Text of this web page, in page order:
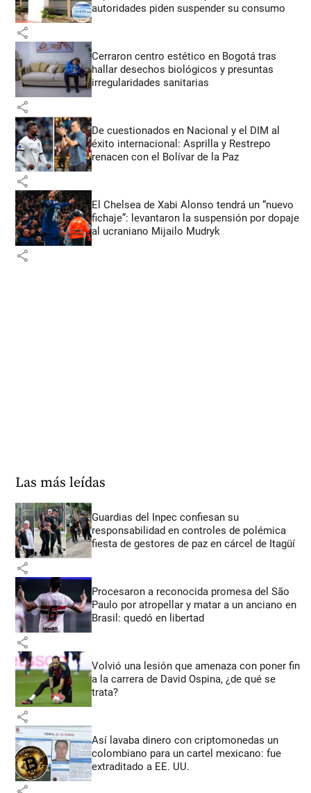
autoridades piden suspender su consumo
share
Cerraron centro estético en Bogotá tras
hallar desechos biológicos y presuntas
irregularidades sanitarias
share
De cuestionados en Nacional y el DIM al
éxito internacional: Asprilla y Restrepo
renacen con el Bolívar de la Paz
share
El Chelsea de Xabi Alonso tendrá un “nuevo
fichaje”: levantaron la suspensión por dopaje
al ucraniano Mijailo Mudryk
share
Las más leídas
Guardias del Inpec confiesan su
responsabilidad en controles de polémica
fiesta de gestores de paz en cárcel de Itagüí
share
Procesaron a reconocida promesa del São
Paulo por atropellar y matar a un anciano en
Brasil: quedó en libertad
share
Volvió una lesión que amenaza con poner fin
a la carrera de David Ospina, ¿de qué se
trata?
share
Así lavaba dinero con criptomonedas un
colombiano para un cartel mexicano: fue
extraditado a EE. UU.